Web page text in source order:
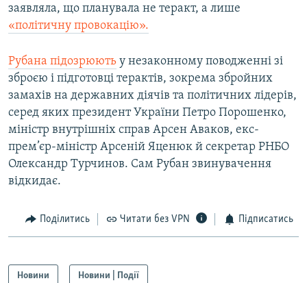
заявляла, що планувала не теракт, а лише
«політичну провокацію».
Рубана підозрюють у незаконному поводженні зі
зброєю і підготовці терактів, зокрема збройних
замахів на державних діячів та політичних лідерів,
серед яких президент України Петро Порошенко,
міністр внутрішніх справ Арсен Аваков, екс-
прем’єр-міністр Арсеній Яценюк й секретар РНБО
Олександр Турчинов. Сам Рубан звинувачення
відкидає.
Поділитись Читати без VPN Підписатись
Новини Новини | Події